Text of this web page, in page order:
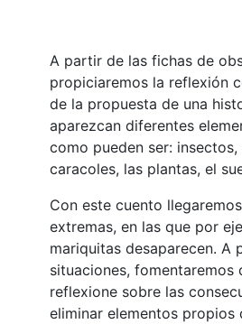
A partir de las fichas de
propiciaremos la reflexión
de la propuesta de una
aparezcan diferentes
como pueden ser: insectos,
caracoles, las plantas, el
Con este cuento
extremas, en las que por
mariquitas desaparecen. A
situaciones, fomentaremos
reflexione sobre las
eliminar elementos propios